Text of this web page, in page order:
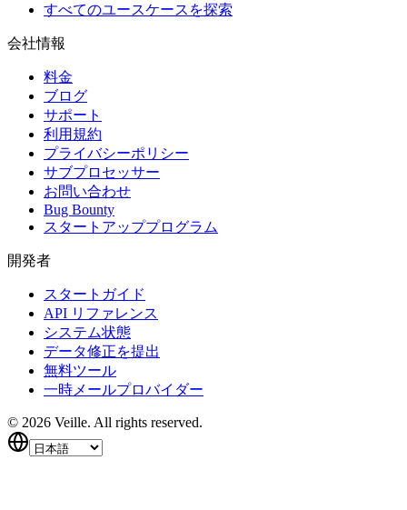
すべてのユースケースを探索
会社情報
料金
ブログ
サポート
利用規約
プライバシーポリシー
サブプロセッサー
お問い合わせ
Bug Bounty
スタートアッププログラム
開発者
スタートガイド
API リファレンス
システム状態
データ修正を提出
無料ツール
一時メールプロバイダー
© 2026 Veille. All rights reserved.